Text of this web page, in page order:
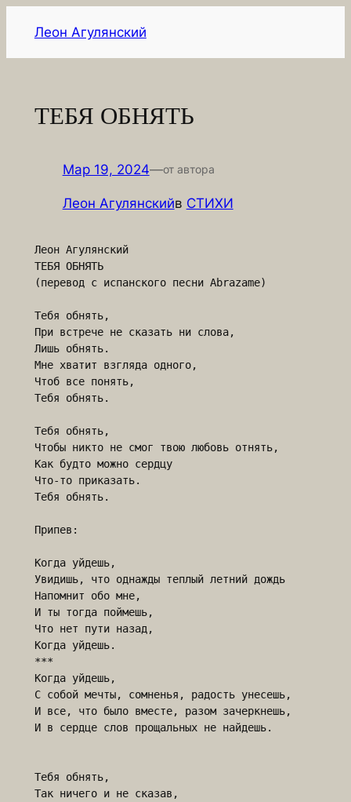
содержимому
Леон Агулянский
ТЕБЯ ОБНЯТЬ
Мар 19, 2024—от автора
Леон Агулянскийв СТИХИ
Леон Агулянский
ТЕБЯ ОБНЯТЬ
(перевод с испанского песни Abrazame)
Тебя обнять,
При встрече не сказать ни слова,
Лишь обнять.
Мне хватит взгляда одного,
Чтоб все понять,
Тебя обнять.
Тебя обнять,
Чтобы никто не смог твою любовь отнять,
Как будто можно сердцу
Что-то приказать.
Тебя обнять.
Припев:
Когда уйдешь,
Увидишь, что однажды теплый летний дождь
Напомнит обо мне,
И ты тогда поймешь,
Что нет пути назад,
Когда уйдешь.
***
Когда уйдешь,
С собой мечты, сомненья, радость унесешь,
И все, что было вместе, разом зачеркнешь,
И в сердце слов прощальных не найдешь.
Тебя обнять,
Так ничего и не сказав,